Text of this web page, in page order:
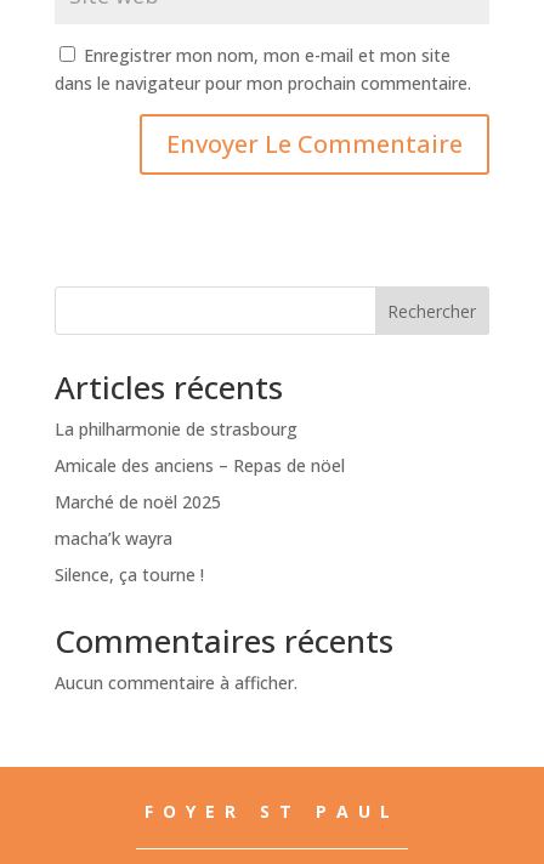
Enregistrer mon nom, mon e-mail et mon site
dans le navigateur pour mon prochain commentaire.
Rechercher
Articles récents
La philharmonie de strasbourg
Amicale des anciens – Repas de nöel
Marché de noël 2025
macha’k wayra
Silence, ça tourne !
Commentaires récents
Aucun commentaire à afficher.
FOYER ST PAUL